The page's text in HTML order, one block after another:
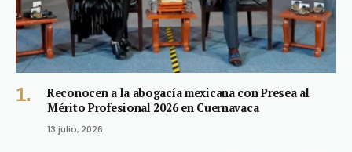
Reconocen a la abogacía mexicana con Presea al
Mérito Profesional 2026 en Cuernavaca
13 julio, 2026